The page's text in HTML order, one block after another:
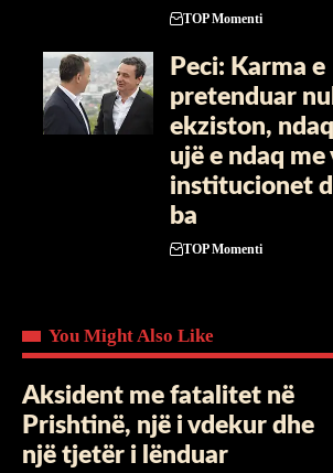
TOP Momenti
Peci: Karma e
pretenduar
ekziston,
ujë e ndaq me
institucionet
ba
TOP Momenti
You Might Also Like
Aksident me fatalitet në
Prishtinë, një i vdekur dhe
një tjetër i lënduar